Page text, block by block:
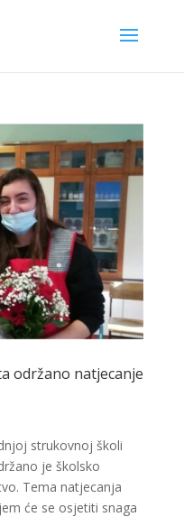
održano natjecanje
strukovnoj školi
je školsko
Tema natjecanja
će se osjetiti snaga